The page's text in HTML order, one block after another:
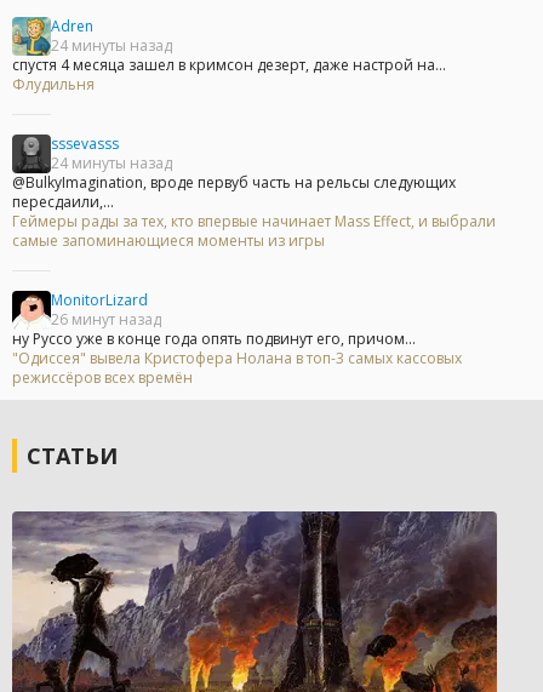
Adren
24 минуты назад
спустя 4 месяца зашел в кримсон дезерт, даже настрой на...
Флудильня
sssevasss
24 минуты назад
@BulkyImagination, вроде первуб часть на рельсы следующих
пересдаили,...
Геймеры рады за тех, кто впервые начинает Mass Effect, и выбрали
самые запоминающиеся моменты из игры
MonitorLizard
26 минут назад
ну Руссо уже в конце года опять подвинут его, причом...
"Одиссея" вывела Кристофера Нолана в топ-3 самых кассовых
режиссёров всех времён
СТАТЬИ